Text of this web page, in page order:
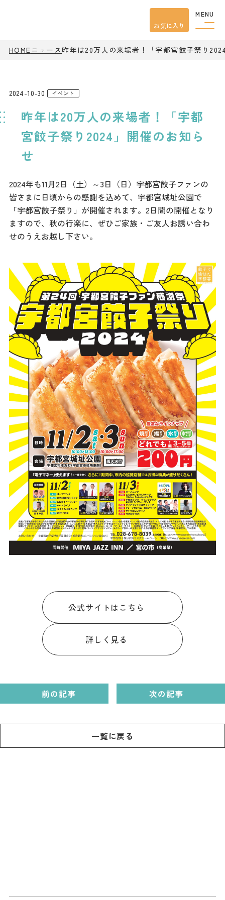
MENU
お気に入り
HOMEニュース 昨年は20万人の来場者！「宇都宮餃子祭り
昨年は20万人の来場者！「宇都
宮餃子祭り2024」開催のお知ら
せ
2024-10-30 イベント
2024年も11月2日（土）～3日（日）宇都宮餃子ファンの
皆さまに日頃からの感謝を込めて、宇都宮城址公園で
「宇都宮餃子祭り」が開催されます。2日間の開催となり
ますので、秋の行楽に、ぜひご家族・ご友人お誘い合わ
せのうえお越し下さい。
公式サイトはこちら
詳しく見る
前の記事
一覧に戻る
次の記事
観光案内
イベント
モデル コース
宿泊
ピックアップ
はじめての宇都宮
宇都宮市民ライター
記事
市民がおすすめ！餃
お得なチケット
撮影支援・
MICE
フィルムコミ
ッション
MICE
Languag
e
フォトダウン
ロード
パンフレット
ダウンロード
お問い合わせ